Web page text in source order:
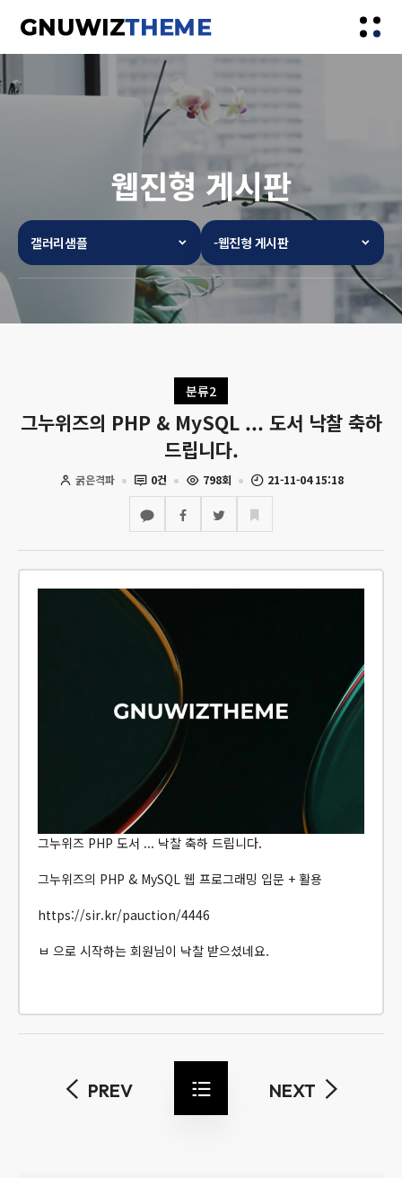
웹진형 게시판
갤러리샘플 -웹진형 게시판
분류2
그누위즈의 PHP & MySQL ... 도서 낙찰 축하
드립니다.
굵은격파 0건 798회 21-11-04 15:18
그누위즈 PHP 도서 ... 낙찰 축하 드립니다.
그누위즈의 PHP & MySQL 웹 프로그래밍 입문 + 활용
https://sir.kr/pauction/4446
ㅂ 으로 시작하는 회원님이 낙찰 받으셨네요.
PREV NEXT